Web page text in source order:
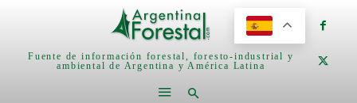
Fuente de información forestal, foresto-industrial y
ambiental de Argentina y América Latina